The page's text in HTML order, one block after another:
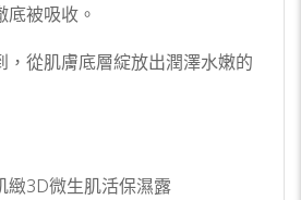
被吸收。
，從肌膚底層綻放出潤澤水嫩的
緻3D微生肌活保濕露